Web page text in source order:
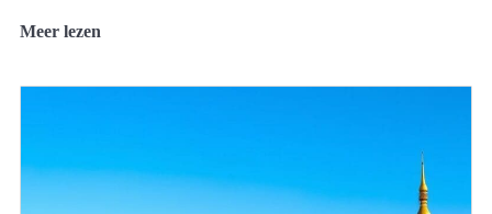
Meer lezen